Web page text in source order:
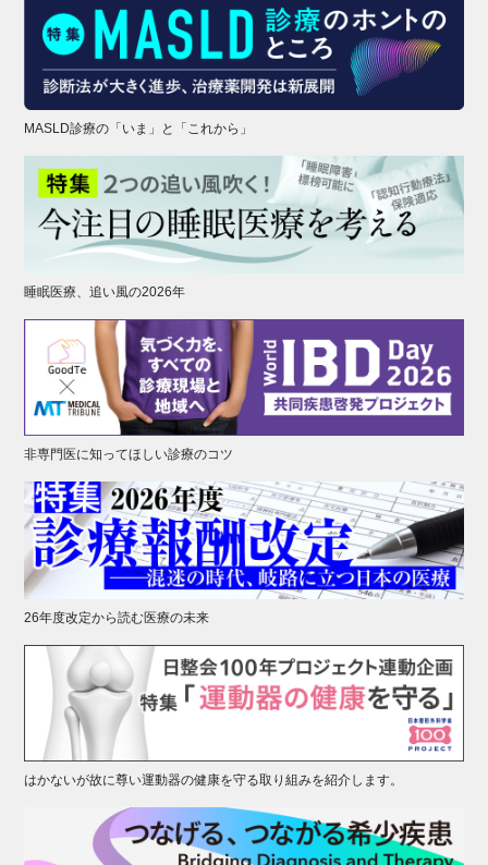
MASLD診療の「いま」と「これから」
睡眠医療、追い風の2026年
非専門医に知ってほしい診療のコツ
26年度改定から読む医療の未来
はかないが故に尊い運動器の健康を守る取り組みを紹介します。